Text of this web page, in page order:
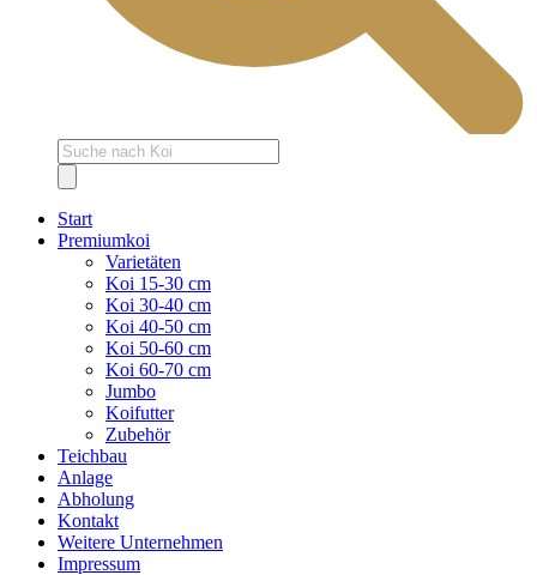
Products
search
Start
Premiumkoi
Varietäten
Koi 15-30 cm
Koi 30-40 cm
Koi 40-50 cm
Koi 50-60 cm
Koi 60-70 cm
Jumbo
Koifutter
Zubehör
Teichbau
Anlage
Abholung
Kontakt
Weitere Unternehmen
Impressum